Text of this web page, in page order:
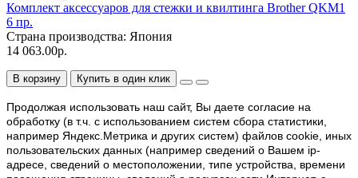
Комплект аксессуаров для стежки и квилтинга Brother QKM1
6 пр.
Страна производства: Япония
14 063.00р.
В корзину Купить в один клик
Продолжая использовать наш cайт, Вы даете согласие на
обработку (в т.ч. с использованием систем сбора статистики,
например Яндекс.Метрика и других систем) файлов cookie, иных
пользовательских данных (например сведений о Вашем ip-
адресе, сведений о местоположении, типе устройства, времени